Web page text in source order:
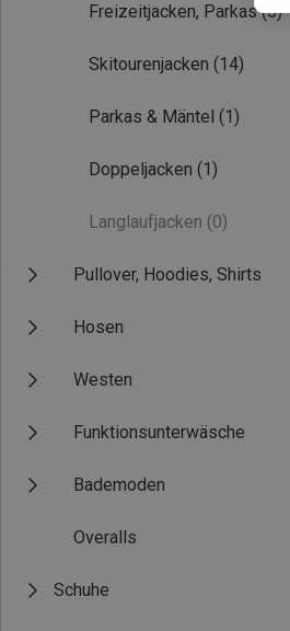
Freizeitjacken, Parkas (5)
Skitourenjacken (14)
Parkas & Mäntel (1)
Doppeljacken (1)
Langlaufjacken (0)
Pullover, Hoodies, Shirts
Hosen
Westen
Funktionsunterwäsche
Bademoden
Overalls
Schuhe